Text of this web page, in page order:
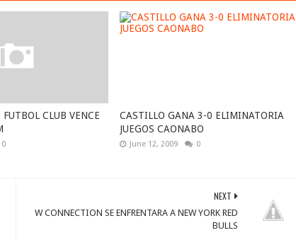
CLUB VENCE
0
CASTILLO GANA 3-0 ELIMINATORIA
JUEGOS CAONABO
June 12, 2009 0
NEXT
W CONNECTION SE ENFRENTARA A NEW YORK RED
BULLS